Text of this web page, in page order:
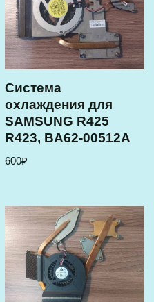
Система
охлаждения для
SAMSUNG R425
R423, BA62-00512A
600₽